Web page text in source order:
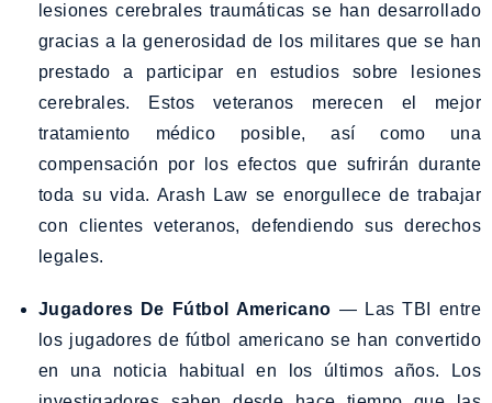
lesiones cerebrales traumáticas se han desarrollado
gracias a la generosidad de los militares que se han
prestado a participar en estudios sobre lesiones
cerebrales. Estos veteranos merecen el mejor
tratamiento médico posible, así como una
compensación por los efectos que sufrirán durante
toda su vida. Arash Law se enorgullece de trabajar
con clientes veteranos, defendiendo sus derechos
legales.
Jugadores De Fútbol Americano — Las TBI entre
los jugadores de fútbol americano se han convertido
en una noticia habitual en los últimos años. Los